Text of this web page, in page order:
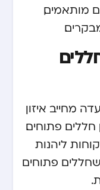
מותאמים,
מחייב איזון
חללים פתוחים.
ליהנות
פתוחים